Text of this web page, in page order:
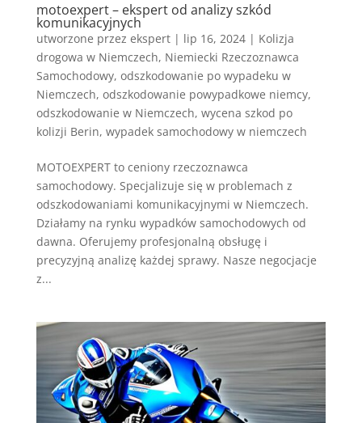
motoexpert – ekspert od analizy szkód
komunikacyjnych
utworzone przez ekspert| lip 16, 2024| Kolizja
drogowa w Niemczech, Niemiecki Rzeczoznawca
Samochodowy, odszkodowanie po wypadeku w
Niemczech, odszkodowanie powypadkowe niemcy,
odszkodowanie w Niemczech, wycena szkod po
kolizji Berin, wypadek samochodowy w niemczech
MOTOEXPERT to ceniony rzeczoznawca
samochodowy. Specjalizuje się w problemach z
odszkodowaniami komunikacyjnymi w Niemczech.
Działamy na rynku wypadków samochodowych od
dawna. Oferujemy profesjonalną obsługę i
precyzyjną analizę każdej sprawy. Nasze negocjacje
z...